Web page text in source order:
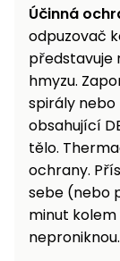
na led
Účinná
odpuzovač
představuje
hmyzu.
spirály
obsahující
tělo.
ochrany.
sebe (nebo
minut
neproniknou.